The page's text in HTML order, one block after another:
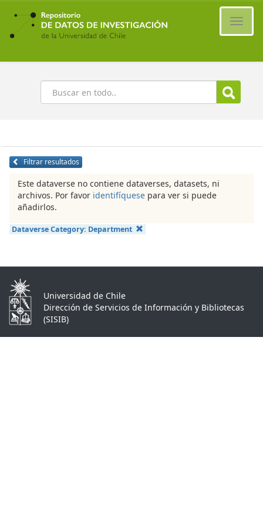
Ir
contenido
principal
Buscar
Filtrar resultados
Este dataverse no contiene dataverses, datasets, ni
archivos. Por favor identifíquese para ver si puede
añadirlos.
Dataverse Category: Department
Universidad de Chile
Dirección de Servicios de Información y Bibliotecas
(SISIB)